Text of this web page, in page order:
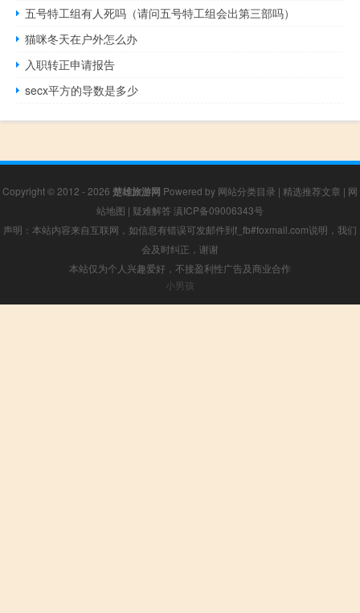
五号特工组有人死吗（请问五号特工组会出第三部吗）
猫咪冬天在户外怎么办
入职转正申请报告
secx平方的导数是多少
Copyright © 2012 - 2026 楚雄旅游网 Powered by 网站分类目录 | 精选推荐文章 | 网
站地图 | 疑难解答 滇ICP备09006343号
声明：本站内容来自互联网，如信息有错误可发邮件到f_fb#foxmail.com说明，我们
会及时纠正，谢谢
本站仅为个人兴趣爱好，不接盈利性广告及商业合作
小男孩